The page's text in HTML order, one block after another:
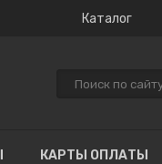
Каталог
КАРТЫ ОПЛАТЫ